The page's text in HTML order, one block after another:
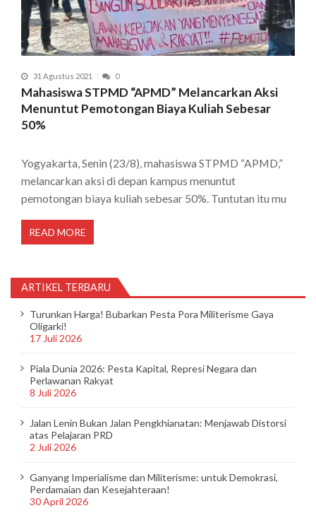
31 Agustus 2021 0
Mahasiswa STPMD “APMD” Melancarkan Aksi
Menuntut Pemotongan Biaya Kuliah Sebesar
50%
Yogyakarta, Senin (23/8), mahasiswa STPMD “APMD,”
melancarkan aksi di depan kampus menuntut
pemotongan biaya kuliah sebesar 50%. Tuntutan itu mu
READ MORE
ARTIKEL TERBARU
Turunkan Harga! Bubarkan Pesta Pora Militerisme Gaya
Oligarki!
17 Juli 2026
Piala Dunia 2026: Pesta Kapital, Represi Negara dan
Perlawanan Rakyat
8 Juli 2026
Jalan Lenin Bukan Jalan Pengkhianatan: Menjawab Distorsi
atas Pelajaran PRD
2 Juli 2026
Ganyang Imperialisme dan Militerisme: untuk Demokrasi,
Perdamaian dan Kesejahteraan!
30 April 2026